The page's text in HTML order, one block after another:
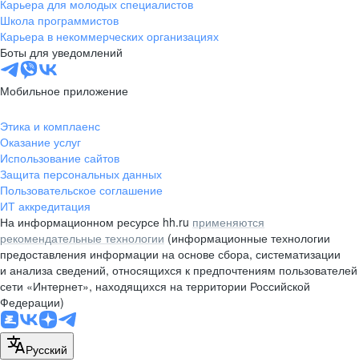
pr@nsk.hh.ru
Минск
пр-т Дзержинского, д. 57,
10 этаж, помещение 45-1
pr@rabota.by
Алматы
пр. Абая, д. 151, БЦ Алатау,
12 этаж, офис 1209
+7 727 232-13-13
pr@headhunter.com.kz
Карьера для молодых специалистов
Школа программистов
Карьера в некоммерческих организациях
Боты для уведомлений
Мобильное приложение
Этика и комплаенс
Оказание услуг
Использование сайтов
Защита персональных данных
Пользовательское соглашение
ИТ аккредитация
На информационном ресурсе hh.ru применяются
рекомендательные технологии (информационные технологии
предоставления информации на основе сбора, систематизации
и анализа сведений, относящихся к предпочтениям пользователей
сети «Интернет», находящихся на территории Российской
Федерации)
Русский